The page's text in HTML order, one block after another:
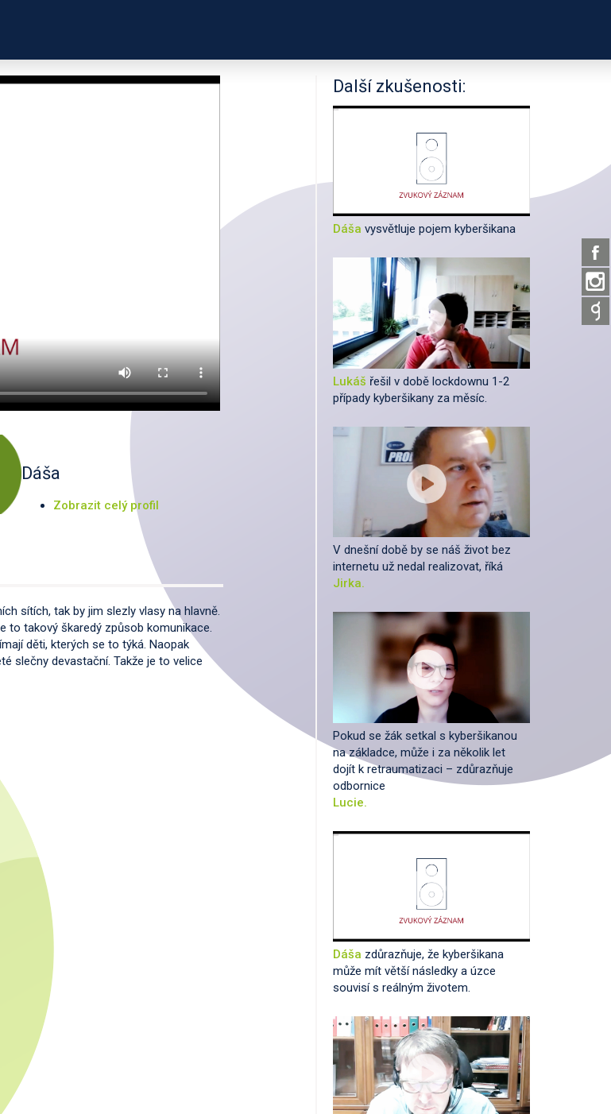
Dáša
Zobrazit celý profil
sítích, tak by jim slezly vlasy na hlavně.
to takový škaredý způsob komunikace.
děti, kterých se to týká. Naopak
slečny devastační. Takže je to velice
Další zkušenosti:
Dáša vysvětluje pojem kyberšikana
Lukáš řešil v době lockdownu 1-2
případy kyberšikany za měsíc.
V dnešní době by se náš život bez
internetu už nedal realizovat, říká
Jirka.
Pokud se žák setkal s kyberšikanou
na základce, může i za několik let
dojít k retraumatizaci – zdůrazňuje
odbornice
Lucie.
Dáša zdůrazňuje, že kyberšikana
může mít větší následky a úzce
souvisí s reálným životem.